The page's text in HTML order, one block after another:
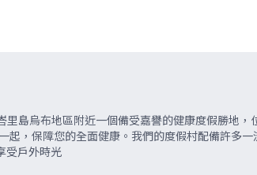
里島烏布地區附近一個備受嘉譽的健康度假勝地
起，保障您的全面健康。我們的度假村配備許多
受戶外時光